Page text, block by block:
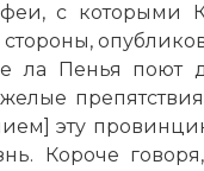
с которыми
ла Пенья поют
эту
Короче